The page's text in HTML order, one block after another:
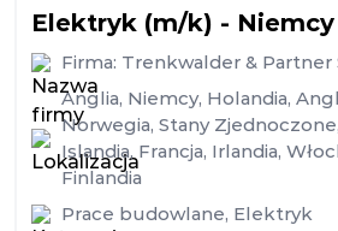
Elektryk (m/k) - Niemcy
Firma: Trenkwalder & Partner
Anglia, Niemcy, Holandia,
Norwegia, Stany Zjednoczone
Islandia, Francja, Irlandia,
Finlandia
Prace budowlane, Elektryk